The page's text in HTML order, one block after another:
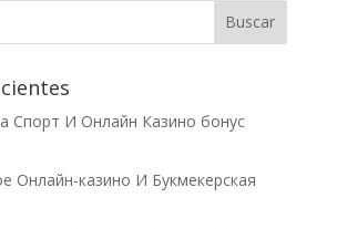
Cпорт И Онлайн Казино бонус
Онлайн-казино И Букмекерская